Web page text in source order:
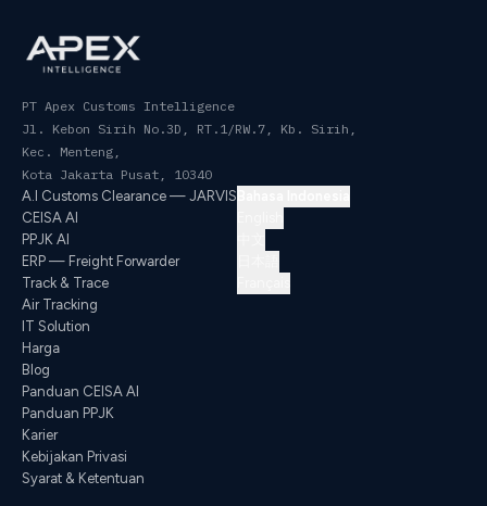
PT Apex Customs Intelligence
Jl. Kebon Sirih No.3D, RT.1/RW.7, Kb. Sirih,
Kec. Menteng
Kota Jakarta Pusat
10340
A.I Customs Clearance — JARVIS
CEISA AI
PPJK AI
ERP — Freight Forwarder
Track & Trace
Air Tracking
IT Solution
Harga
Blog
Panduan CEISA AI
Panduan PPJK
Karier
Kebijakan Privasi
Syarat & Ketentuan